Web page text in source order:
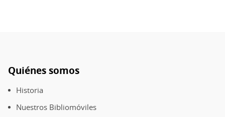
Pie
de
página
Quiénes somos
Historia
Nuestros Bibliomóviles